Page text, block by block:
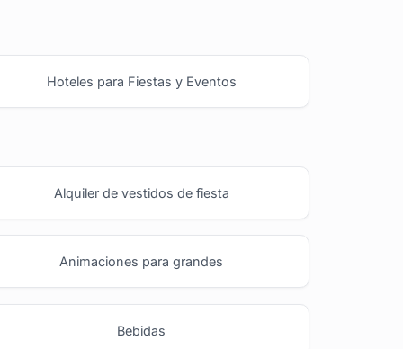
Hoteles para Fiestas y Eventos
Alquiler de vestidos de fiesta
Animaciones para grandes
Bebidas